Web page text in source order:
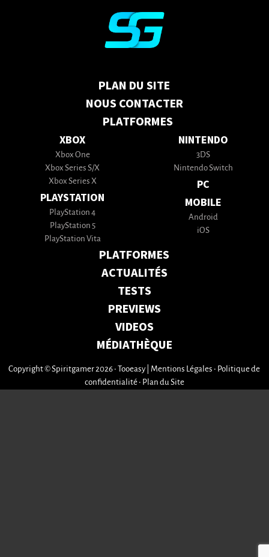
PLAN DU SITE
NOUS CONTACTER
PLATFORMES
XBOX
Xbox One
Xbox Series S/X
Xbox Series X
PLAYSTATION
PlayStation 4
PlayStation 5
PlayStation Vita
NINTENDO
3DS
Nintendo Switch
PC
MOBILE
Android
iOS
PLATFORMES
ACTUALITÉS
TESTS
PREVIEWS
VIDEOS
MÉDIATHÈQUE
Copyright © Spiritgamer 2026 • Tooeasy Mentions Légales • Politique de
confidentialité • Plan du Site